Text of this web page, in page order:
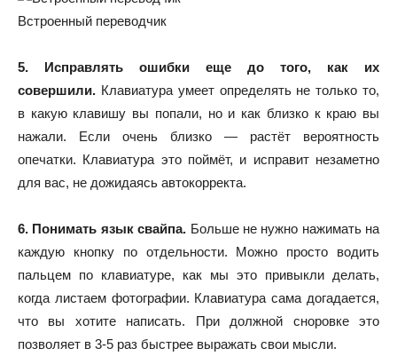
Встроенный переводчик
5. Исправлять ошибки еще до того, как их
совершили. Клавиатура умеет определять не только то,
в какую клавишу вы попали, но и как близко к краю вы
нажали. Если очень близко — растёт вероятность
опечатки. Клавиатура это поймёт, и исправит незаметно
для вас, не дожидаясь автокорректа.
6. Понимать язык свайпа. Больше не нужно нажимать на
каждую кнопку по отдельности. Можно просто водить
пальцем по клавиатуре, как мы это привыкли делать,
когда листаем фотографии. Клавиатура сама догадается,
что вы хотите написать. При должной сноровке это
позволяет в 3-5 раз быстрее выражать свои мысли.